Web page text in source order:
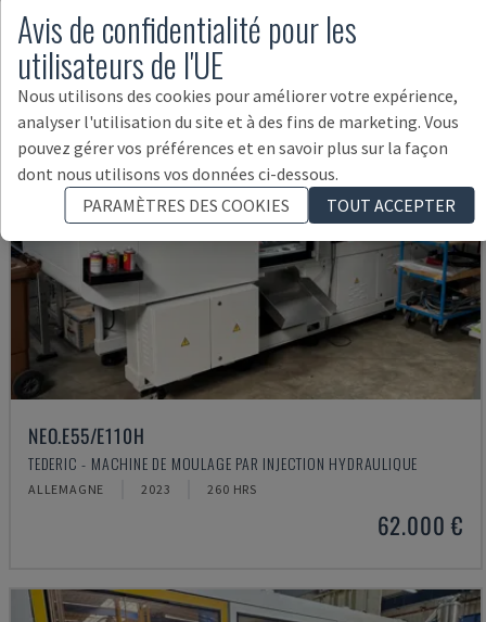
NEO.E55/E110H
TEDERIC - MACHINE DE MOULAGE PAR INJECTION HYDRAULIQUE
ALLEMAGNE 2023 260 HRS
62.000 €
Avis de confidentialité pour les
utilisateurs de l'UE
Nous utilisons des cookies pour améliorer votre expérience,
analyser l'utilisation du site et à des fins de marketing. Vous
pouvez gérer vos préférences et en savoir plus sur la façon
dont nous utilisons vos données ci-dessous.
PARAMÈTRES DES COOKIES
TOUT ACCEPTER